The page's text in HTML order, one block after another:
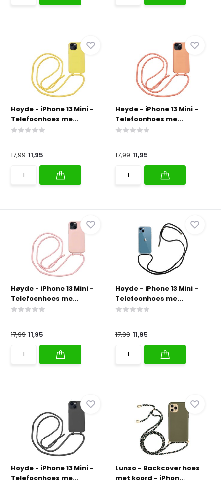
Høyde - iPhone 13 Mini -
Telefoonhoes me...
17,99 11,95
Høyde - iPhone 13 Mini -
Telefoonhoes me...
17,99 11,95
Høyde - iPhone 13 Mini -
Telefoonhoes me...
17,99 11,95
Høyde - iPhone 13 Mini -
Telefoonhoes me...
17,99 11,95
Høyde - iPhone 13 Mini -
Telefoonhoes me...
Lunso - Backcover hoes
met koord - iPhon...